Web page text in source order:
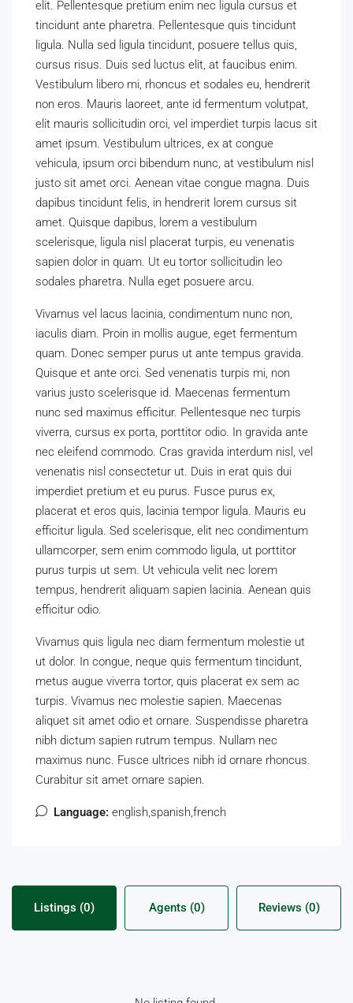
elit. Pellentesque pretium enim nec ligula cursus et
tincidunt ante pharetra. Pellentesque quis tincidunt
ligula. Nulla sed ligula tincidunt, posuere tellus quis,
cursus risus. Duis sed luctus elit, at faucibus enim.
Vestibulum libero mi, rhoncus et sodales eu, hendrerit
non eros. Mauris laoreet, ante id fermentum volutpat,
elit mauris sollicitudin orci, vel imperdiet turpis lacus sit
amet ipsum. Vestibulum ultrices, ex at congue
vehicula, ipsum orci bibendum nunc, at vestibulum nisl
justo sit amet orci. Aenean vitae congue magna. Duis
dapibus tincidunt felis, in hendrerit lorem cursus sit
amet. Quisque dapibus, lorem a vestibulum
scelerisque, ligula nisl placerat turpis, eu venenatis
sapien dolor in quam. Ut eu tortor sollicitudin leo
sodales pharetra. Nulla eget posuere arcu.
Vivamus vel lacus lacinia, condimentum nunc non,
iaculis diam. Proin in mollis augue, eget fermentum
quam. Donec semper purus ut ante tempus gravida.
Quisque et ante orci. Sed venenatis turpis mi, non
varius justo scelerisque id. Maecenas fermentum
nunc sed maximus efficitur. Pellentesque nec turpis
viverra, cursus ex porta, porttitor odio. In gravida ante
nec eleifend commodo. Cras gravida interdum nisl, vel
venenatis nisl consectetur ut. Duis in erat quis dui
imperdiet pretium et eu purus. Fusce purus ex,
placerat et eros quis, lacinia tempor ligula. Mauris eu
efficitur ligula. Sed scelerisque, elit nec condimentum
ullamcorper, sem enim commodo ligula, ut porttitor
purus turpis ut sem. Ut vehicula velit nec lorem
tempus, hendrerit aliquam sapien lacinia. Aenean quis
efficitur odio.
Vivamus quis ligula nec diam fermentum molestie ut
ut dolor. In congue, neque quis fermentum tincidunt,
metus augue viverra tortor, quis placerat ex sem ac
turpis. Vivamus nec molestie sapien. Maecenas
aliquet sit amet odio et ornare. Suspendisse pharetra
nibh dictum sapien rutrum tempus. Nullam nec
maximus nunc. Fusce ultrices nibh id ornare rhoncus.
Curabitur sit amet ornare sapien.
Language: english,spanish,french
Listings (0) Agents (0) Reviews (0)